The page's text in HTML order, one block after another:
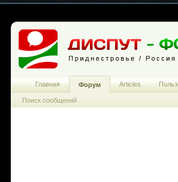
Главная Форум
Поиск сообщений
Articles